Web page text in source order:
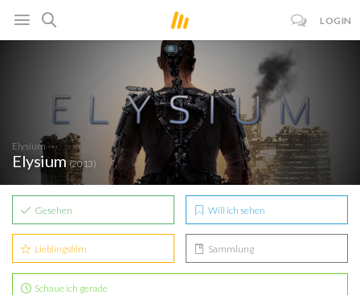
LOGIN
Elysium
Elysium(2013)
Gesehen Will ich sehen
Lieblingsfilm Sammlung
Schaue ich gerade